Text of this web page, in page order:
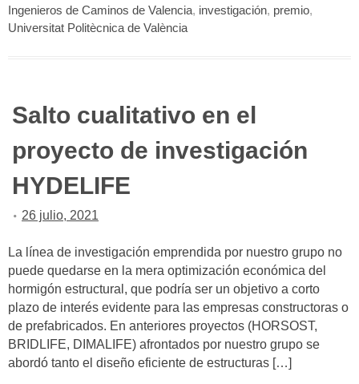
Ingenieros de Caminos de Valencia, investigación, premio,
Universitat Politècnica de València
Salto cualitativo en el
proyecto de investigación
HYDELIFE
26 julio, 2021
La línea de investigación emprendida por nuestro grupo no
puede quedarse en la mera optimización económica del
hormigón estructural, que podría ser un objetivo a corto
plazo de interés evidente para las empresas constructoras o
de prefabricados. En anteriores proyectos (HORSOST,
BRIDLIFE, DIMALIFE) afrontados por nuestro grupo se
abordó tanto el diseño eficiente de estructuras […]